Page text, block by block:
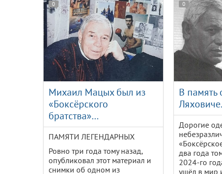
0
Михаил Мацых был из
«Боксёрского
братства»...
ПАМЯТИ ЛЕГЕНДАРНЫХ
Ровно три года тому назад,
опубликовал этот материал и
снимки об одном из
0
В память
Дорогие
два года
2024-го
ушёл в мир